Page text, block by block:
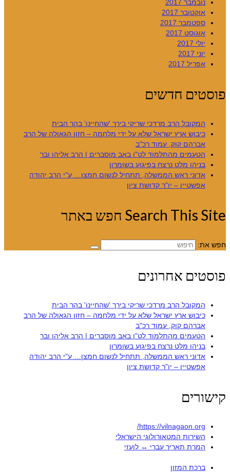
נובמבר 2017
אוקטובר 2017
ספטמבר 2017
אוגוסט 2017
יולי 2017
יוני 2017
אפריל 2017
פוסטים חדשים
המקובל הרב מרדכי שריקי בירך 'שהחיינו' בהר הבית
כיבוש ארץ ישראל שלא על ידי מלחמה – חזון הגאולה של הרב
אברהם קוק, עמוד רכ"ב
הטעמים מהתלמוד לט"ו באב מוסברים | הרב אליהו ובר
בניהו מלט נרצח בפיגוע בשומרון
אדוני ראש הממשלה, תתחיל לנשום חמצן… ע"י הרב יהודה
אפשטיין – יו"ר קדושת ציון
Search This Site חפש באתר
חפש את:
פוסטים אחרונים
המקובל הרב מרדכי שריקי בירך 'שהחיינו' בהר הבית
כיבוש ארץ ישראל שלא על ידי מלחמה – חזון הגאולה של הרב
אברהם קוק, עמוד רכ"ב
הטעמים מהתלמוד לט"ו באב מוסברים | הרב אליהו ובר
בניהו מלט נרצח בפיגוע בשומרון
אדוני ראש הממשלה, תתחיל לנשום חמצן… ע"י הרב יהודה
אפשטיין – יו"ר קדושת ציון
קישורים
https://vilnagaon.org/
השירות המטאורולוגי הישראלי
המרת תאריך עברי ↔ לועזי
ברכת המזון